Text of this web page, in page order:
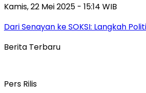
Kamis, 22 Mei 2025 - 15:14 WIB
Dari Senayan ke SOKSI: Langkah
Berita Terbaru
Pers Rilis